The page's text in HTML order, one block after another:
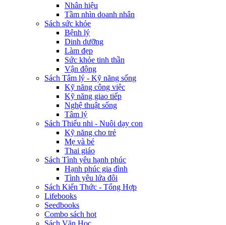
Nhân hiệu
Tầm nhìn doanh nhân
Sách sức khỏe
Bệnh lý
Dinh dưỡng
Làm đẹp
Sức khỏe tinh thần
Vận động
Sách Tâm lý - Kỹ năng sống
Kỹ năng công việc
Kỹ năng giao tiếp
Nghệ thuật sống
Tâm lý
Sách Thiếu nhi - Nuôi dạy con
Kỹ năng cho trẻ
Mẹ và bé
Thai giáo
Sách Tình yêu hạnh phúc
Hạnh phúc gia đình
Tình yêu lứa đôi
Sách Kiến Thức - Tổng Hợp
Lifebooks
Seedbooks
Combo sách hot
Sách Văn Học